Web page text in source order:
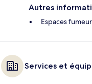
Autres
Espaces
Services et